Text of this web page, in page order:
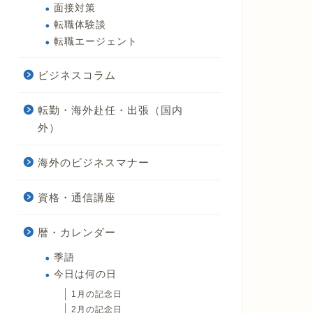
面接対策
転職体験談
転職エージェント
ビジネスコラム
転勤・海外赴任・出張（国内
外）
海外のビジネスマナー
資格・通信講座
暦・カレンダー
季語
今日は何の日
1月の記念日
2月の記念日